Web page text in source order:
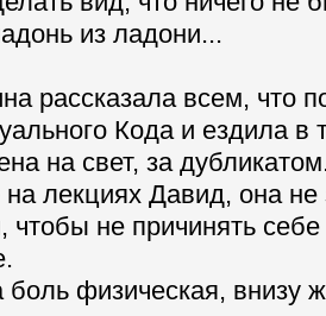
из ладони...
рассказала всем, что
Кода и ездила в
на свет, за
на лекциях Давид, она
чтобы не причинять
физическая, внизу